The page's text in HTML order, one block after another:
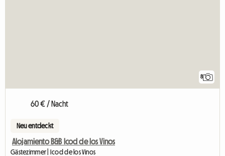
8
60 € / Nacht
Neu entdeckt
Alojamiento B&B Icod de los Vinos
Gästezimmer | Icod de los Vinos